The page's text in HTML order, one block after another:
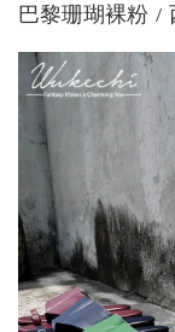
巴黎珊瑚裸粉 /